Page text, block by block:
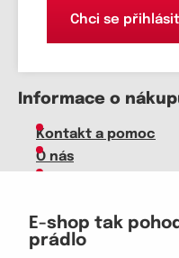
E-shop tak
prádlo
Chci se přihlásit
Informace o
Kontakt a pomoc
O nás
Velkoobchod
Vrácení zboží,